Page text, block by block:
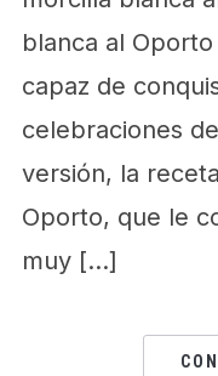
blanca al
capaz de
celebraciones
versión, la
Oporto, que le
muy […]